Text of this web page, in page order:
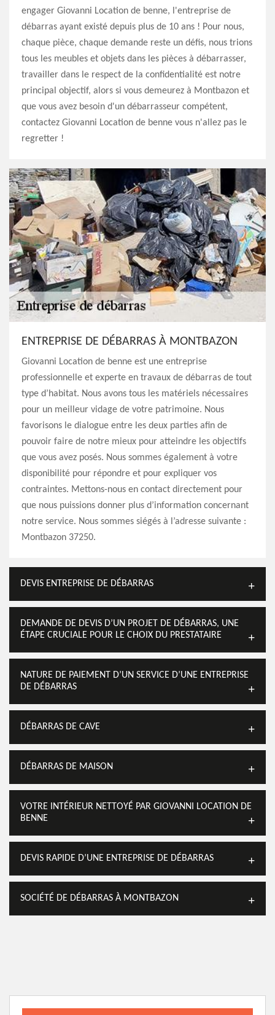
engager Giovanni Location de benne, l'entreprise de
débarras ayant existé depuis plus de 10 ans ! Pour nous,
chaque pièce, chaque demande reste un défis, nous trions
tous les meubles et objets dans les pièces à débarrasser,
travailler dans le respect de la confidentialité est notre
principal objectif, alors si vous demeurez à Montbazon et
que vous avez besoin d'un débarrasseur compétent,
contactez Giovanni Location de benne vous n'allez pas le
regretter !
ENTREPRISE DE DÉBARRAS À MONTBAZON
Giovanni Location de benne est une entreprise
professionnelle et experte en travaux de débarras de tout
type d’habitat. Nous avons tous les matériels nécessaires
pour un meilleur vidage de votre patrimoine. Nous
favorisons le dialogue entre les deux parties afin de
pouvoir faire de notre mieux pour atteindre les objectifs
que vous avez posés. Nous sommes également à votre
disponibilité pour répondre et pour expliquer vos
contraintes. Mettons-nous en contact directement pour
que nous puissions donner plus d’information concernant
notre service. Nous sommes siégés à l’adresse suivante :
Montbazon 37250.
DEVIS ENTREPRISE DE DÉBARRAS
DEMANDE DE DEVIS D’UN PROJET DE DÉBARRAS, UNE
ÉTAPE CRUCIALE POUR LE CHOIX DU PRESTATAIRE
NATURE DE PAIEMENT D’UN SERVICE D’UNE ENTREPRISE
DE DÉBARRAS
DÉBARRAS DE CAVE
DÉBARRAS DE MAISON
VOTRE INTÉRIEUR NETTOYÉ PAR GIOVANNI LOCATION DE
BENNE
DEVIS RAPIDE D’UNE ENTREPRISE DE DÉBARRAS
SOCIÉTÉ DE DÉBARRAS À MONTBAZON